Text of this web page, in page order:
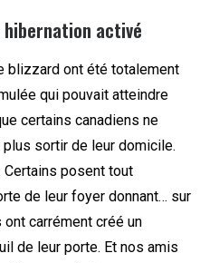
hibernation activé
blizzard ont été totalement
qui pouvait atteindre
certains canadiens ne
sortir de leur domicile.
Certains posent tout
de leur foyer donnant… sur
ont carrément créé un
de leur porte. Et nos amis